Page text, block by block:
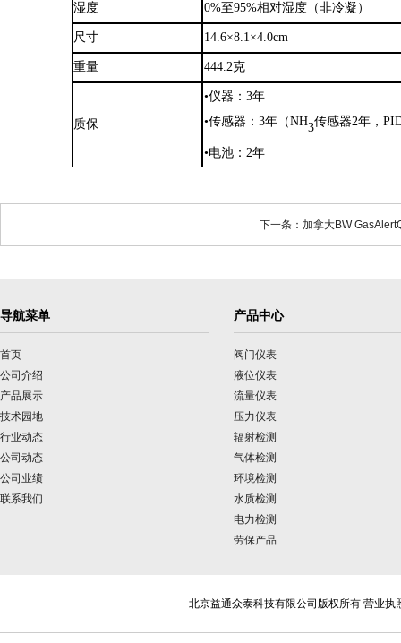
湿度 0%至95%相对湿度（非冷凝）
尺寸 14.6×8.1×4.0cm
重量 444.2克
质保
•仪器：3年
•传感器：3年（NH3传感器2年，
•电池：2年
下一条：加拿大BW
导航菜单
首页
公司介绍
产品展示
技术园地
行业动态
公司动态
公司业绩
联系我们
产品中心
阀门仪表
液位仪表
流量仪表
压力仪表
辐射检测
气体检测
环境检测
水质检测
电力检测
劳保产品
北京益通众泰科技有限公司版权所有 营业执